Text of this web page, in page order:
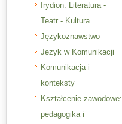
Irydion. Literatura -
Teatr - Kultura
Językoznawstwo
Język w Komunikacji
Komunikacja i
konteksty
Kształcenie zawodowe:
pedagogika i